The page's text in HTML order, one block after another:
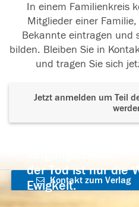
In einem Familienkreis
Mitglieder einer
Bekannte eintragen und
bilden. Bleiben Sie in
und tragen Sie sich
Jetzt anmelden um Teil
der Tod ist nur die
Ewigkeit.
Kontakt zum Verlag
aufnehmen